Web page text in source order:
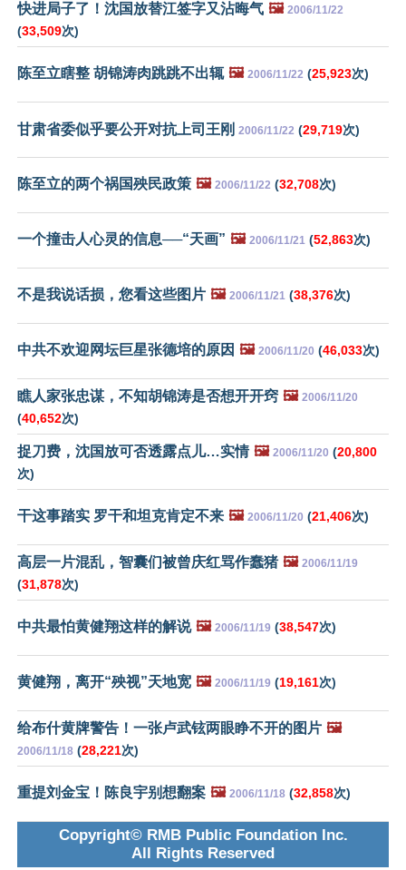
快进局子了！沈国放替江签字又沾晦气 🖼️ 2006/11/22
(33,509次)
陈至立瞎整 胡锦涛肉跳跳不出辄 🖼️ 2006/11/22 (25,923次)
甘肃省委似乎要公开对抗上司王刚 2006/11/22 (29,719次)
陈至立的两个祸国殃民政策 🖼️ 2006/11/22 (32,708次)
一个撞击人心灵的信息──“天画” 🖼️ 2006/11/21 (52,863次)
不是我说话损，您看这些图片 🖼️ 2006/11/21 (38,376次)
中共不欢迎网坛巨星张德培的原因 🖼️ 2006/11/20 (46,033次)
瞧人家张忠谋，不知胡锦涛是否想开开窍 🖼️ 2006/11/20
(40,652次)
捉刀费，沈国放可否透露点儿…实情 🖼️ 2006/11/20 (20,800
次)
干这事踏实 罗干和坦克肯定不来 🖼️ 2006/11/20 (21,406次)
高层一片混乱，智囊们被曾庆红骂作蠢猪 🖼️ 2006/11/19
(31,878次)
中共最怕黄健翔这样的解说 🖼️ 2006/11/19 (38,547次)
黄健翔，离开“殃视”天地宽 🖼️ 2006/11/19 (19,161次)
给布什黄牌警告！一张卢武铉两眼睁不开的图片 🖼️
2006/11/18 (28,221次)
重提刘金宝！陈良宇别想翻案 🖼️ 2006/11/18 (32,858次)
Copyright© RMB Public Foundation Inc.
All Rights Reserved